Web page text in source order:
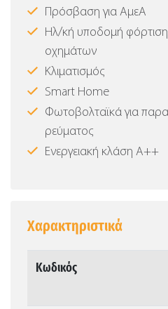
Πρόσβαση για ΑμεΑ
Ηλ/κή υποδομή
οχημάτων
Κλιματισμός
Smart Home
Φωτοβολταϊκά για
ρεύματος
Ενεργειακή κλάση Α++
Χαρακτηριστικά
Κωδικός